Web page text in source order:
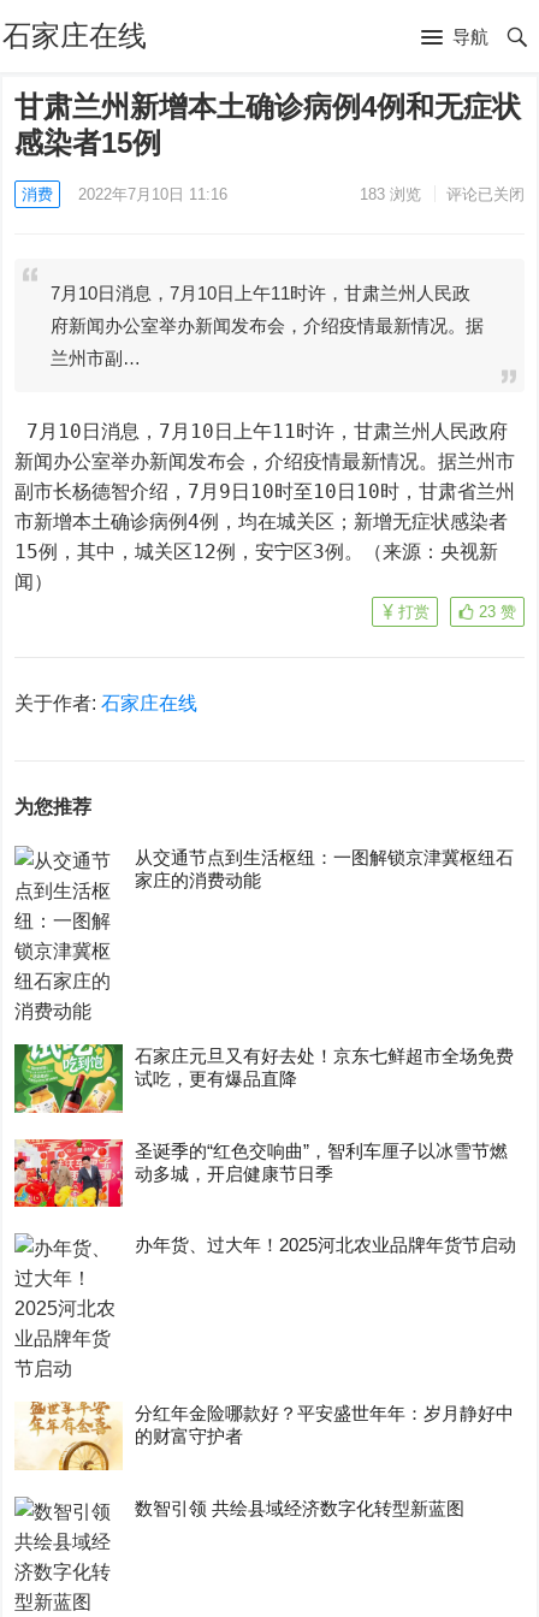
石家庄在线 导航
甘肃兰州新增本土确诊病例4例和无症状
感染者15例
消费 2022年7月10日 11:16 183浏览 评论已关闭
7月10日消息，7月10日上午11时许，甘肃兰州人民政
府新闻办公室举办新闻发布会，介绍疫情最新情况。据
兰州市副…
新闻办公室举办新闻发布会，介绍疫情最新情况。据兰州市
副市长杨德智介绍，7月9日10时至10日10时，甘肃省兰州
市新增本土确诊病例4例，均在城关区；新增无症状感染者
15例，其中，城关区12例，安宁区3例。（来源：央视新
闻）
23 赞
打赏
关于作者:石家庄在线
为您推荐
从交通节点到生活枢纽：一图解锁京津冀枢纽石
家庄的消费动能
石家庄元旦又有好去处！京东七鲜超市全场免费
试吃，更有爆品直降
圣诞季的“红色交响曲”，智利车厘子以冰雪节燃
动多城，开启健康节日季
办年货、过大年！2025河北农业品牌年货节启动
分红年金险哪款好？平安盛世年年：岁月静好中
的财富守护者
数智引领 共绘县域经济数字化转型新蓝图